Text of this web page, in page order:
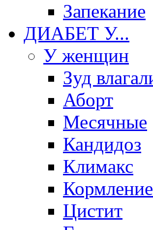
Запекание
ДИАБЕТ У...
У женщин
Зуд
Аборт
Месячные
Кандидоз
Климакс
Цистит